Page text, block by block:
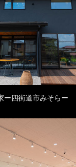
ー四街道市みそらー